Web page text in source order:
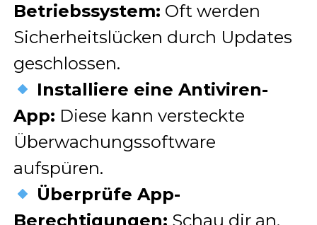
Betriebssystem: Oft werden
Sicherheitslücken durch Updates
geschlossen.
Installiere eine Antiviren-
App: Diese kann versteckte
Überwachungssoftware
aufspüren.
Überprüfe App-
Berechtigungen: Schau dir an,